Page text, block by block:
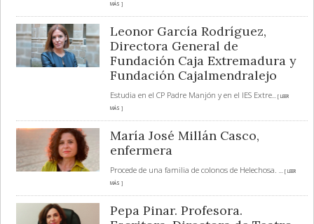
MÁS ]
Leonor García Rodríguez,
Directora General de
Fundación Caja Extremadura y
Fundación Cajalmendralejo
Estudia en el CP Padre Manjón y en el IES Extre... [ LEER
MÁS ]
María José Millán Casco,
enfermera
Procede de una familia de colonos de Helechosa. ... [ LEER
MÁS ]
Pepa Pinar. Profesora.